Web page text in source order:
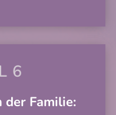
6
der Familie: